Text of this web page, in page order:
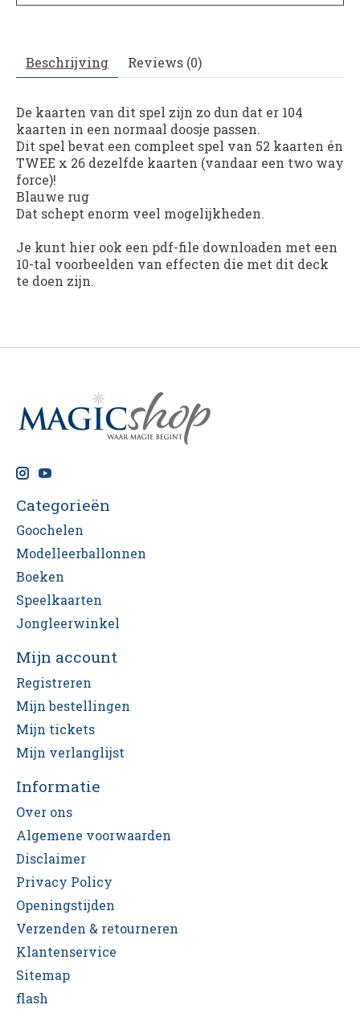
Beschrijving Reviews (0)
De kaarten van dit spel zijn zo dun dat er 104
kaarten in een normaal doosje passen.
Dit spel bevat een compleet spel van 52 kaarten én
TWEE x 26 dezelfde kaarten (vandaar een two way
force)!
Blauwe rug
Dat schept enorm veel mogelijkheden.
Je kunt hier ook een pdf-file downloaden met een
10-tal voorbeelden van effecten die met dit deck
te doen zijn.
Categorieën
Goochelen
Modelleerballonnen
Boeken
Speelkaarten
Jongleerwinkel
Mijn account
Registreren
Mijn bestellingen
Mijn tickets
Mijn verlanglijst
Informatie
Over ons
Algemene voorwaarden
Disclaimer
Privacy Policy
Openingstijden
Verzenden & retourneren
Klantenservice
Sitemap
flash